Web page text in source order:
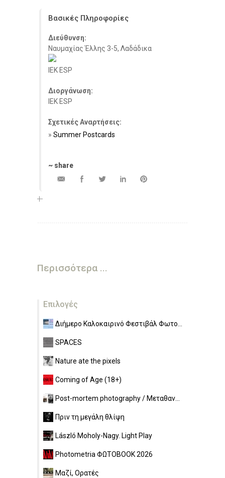
Βασικές Πληροφορίες
Διεύθυνση:
Ναυμαχίας Έλλης 3-5, Λαδάδικα
IEK ESP
Διοργάνωση:
IEK ESP
Σχετικές Αναρτήσεις:
Summer Postcards
~ share
Περισσότερα ...
Επιλογές
Διήμερο Καλοκαιρινό Φεστιβάλ Φωτο...
SPACES
Nature ate the pixels
Coming of Age (18+)
Post-mortem photography / Μεταθαν...
Πριν τη μεγάλη θλίψη
László Moholy-Nagy. Light Play
Photometria ΦΩΤΟBOOK 2026
Μαζί, Ορατές